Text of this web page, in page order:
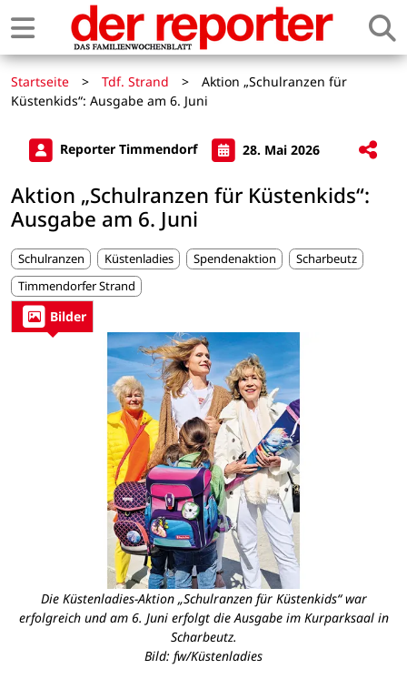
Startseite > Tdf. Strand >
Aktion „Schulranzen für
Küstenkids“: Ausgabe am 6. Juni
Reporter Timmendorf 28. Mai 2026
Aktion „Schulranzen für Küstenkids“:
Ausgabe am 6. Juni
Schulranzen Küstenladies Spendenaktion
Scharbeutz
Timmendorfer Strand
Bilder
Die Küstenladies-Aktion „Schulranzen für Küstenkids“ war
erfolgreich und am 6. Juni erfolgt die Ausgabe im Kurparksaal in
Scharbeutz.
Bild: fw/Küstenladies